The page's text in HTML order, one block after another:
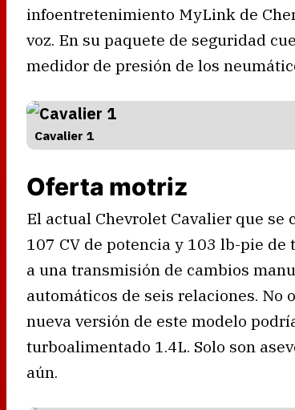
infoentretenimiento MyLink de
voz. En su paquete de seguridad
medidor de presión de los
Cavalier 1
Oferta motriz
El actual Chevrolet Cavalier que se
107 CV de potencia y 103 lb-pie de
a una transmisión de cambios
automáticos de seis relaciones. No
nueva versión de este modelo
turboalimentado 1.4L. Solo son
aún.